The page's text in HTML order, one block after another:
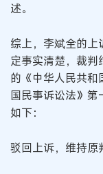
述。
综上，李斌全的上
定事实清楚，裁
的《中华人民共和
国民事诉讼法》第
如下：
驳回上诉，维持原